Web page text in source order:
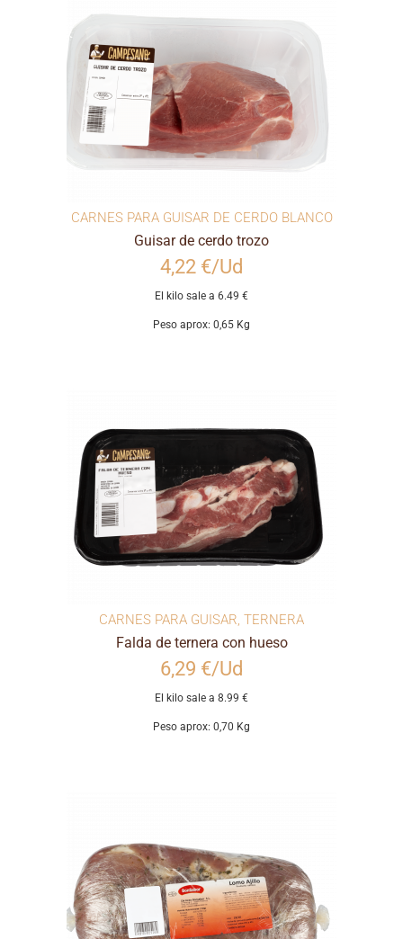
CARNES PARA GUISAR DE CERDO BLANCO
Guisar de cerdo trozo
4,22 €/Ud
El kilo sale a 6.49 €
Peso aprox: 0,65 Kg
CARNES PARA GUISAR TERNERA
Falda de ternera con hueso
6,29 €/Ud
El kilo sale a 8.99 €
Peso aprox: 0,70 Kg